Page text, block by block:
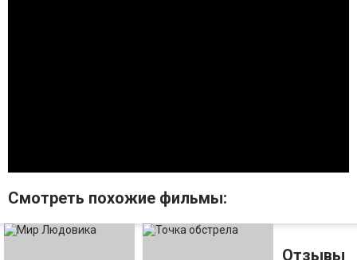
Смотрeть похожие фильмы:
Отзывы